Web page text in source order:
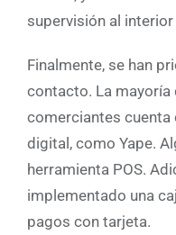
supervisión al interior
Finalmente, se han
contacto. La mayoría
comerciantes
digital, como Yape.
herramienta POS.
implementado una
pagos con tarjeta.